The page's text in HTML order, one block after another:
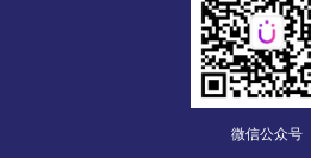
微信公众号